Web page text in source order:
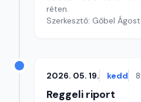
réten.
Szerkesztő: Gőbel
2026. 05. 19. kedd
Reggeli riport